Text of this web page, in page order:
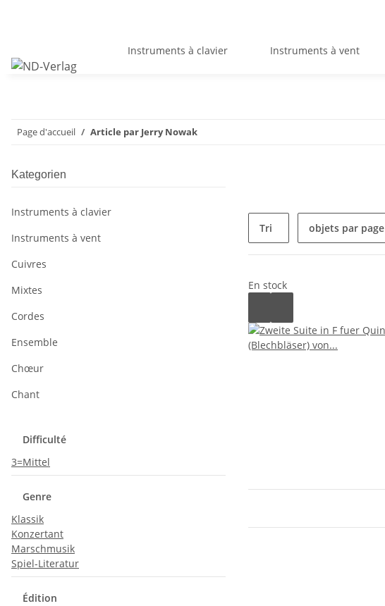
Instruments à clavier Instruments à vent
Page d'accueil Article par Jerry Nowak
Tri objets par page
En stock
Kategorien
Instruments à clavier
Instruments à vent
Cuivres
Mixtes
Cordes
Ensemble
Chœur
Chant
Difficulté
3=Mittel
Genre
Klassik
Konzertant
Marschmusik
Spiel-Literatur
Édition